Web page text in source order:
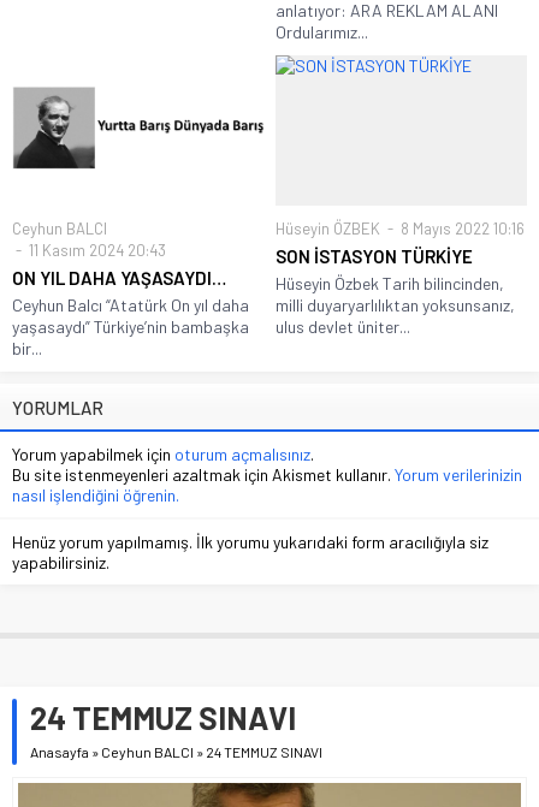
anlatıyor: ARA REKLAM ALANI
Ordularımız...
Ceyhun BALCI
11 Kasım 2024 20:43
ON YIL DAHA YAŞASAYDI…
Ceyhun Balcı “Atatürk On yıl daha
yaşasaydı” Türkiye’nin bambaşka
bir...
Hüseyin ÖZBEK 8 Mayıs 2022 10:16
SON İSTASYON TÜRKİYE
Hüseyin Özbek Tarih bilincinden,
milli duyaryarlılıktan yoksunsanız,
ulus devlet üniter...
YORUMLAR
Yorum yapabilmek için oturum açmalısınız.
Bu site istenmeyenleri azaltmak için Akismet kullanır. Yorum verilerinizin
nasıl işlendiğini öğrenin.
Henüz yorum yapılmamış. İlk yorumu yukarıdaki form aracılığıyla siz
yapabilirsiniz.
24 TEMMUZ SINAVI
Anasayfa » Ceyhun BALCI » 24 TEMMUZ SINAVI